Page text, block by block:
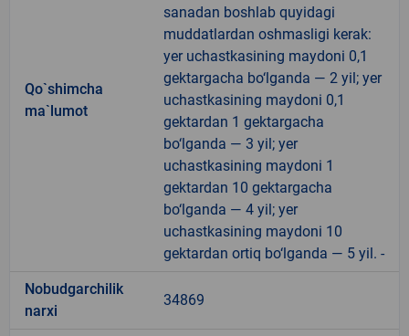
Qo`shimcha
ma`lumot
sanadan boshlab quyidagi
muddatlardan oshmasligi kerak:
yer uchastkasining maydoni 0,1
gektargacha bo‘lganda — 2 yil; yer
uchastkasining maydoni 0,1
gektardan 1 gektargacha
bo‘lganda — 3 yil; yer
uchastkasining maydoni 1
gektardan 10 gektargacha
bo‘lganda — 4 yil; yer
uchastkasining maydoni 10
gektardan ortiq bo‘lganda — 5 yil. -
Nobudgarchilik
narxi
34869